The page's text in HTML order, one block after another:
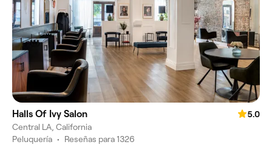
Halls Of Ivy Salon
5.0
Central LA, California
Peluquería • Reseñas para 1326